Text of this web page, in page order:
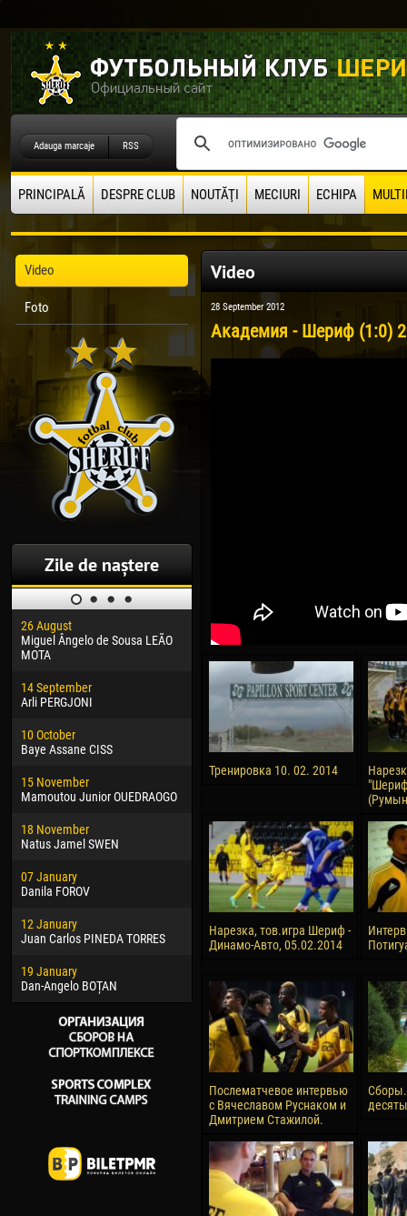
Adauga marcaje RSS
PRINCIPALĂ DESPRE CLUB NOUTĂŢI MECIURI ECHIPA
Video
Foto
Zile de naștere
26 August
Miguel Ângelo de Sousa LEÃO
MOTA
14 September
Arli PERGJONI
10 October
Baye Assane CISS
15 November
Mamoutou Junior OUEDRAOGO
18 November
Natus Jamel SWEN
07 January
Danila FOROV
12 January
Juan Carlos PINEDA TORRES
19 January
Dan-Angelo BOȚAN
30 January
Dhoraso Moreo KLAS
24 February
Vladislav COSTIN
Veaceslav COZMA
09 March
Emmanuel AFETSE
Jayder Moreno ASPRILLA
22 March
Samba KONÉ
26 March
Vitor Hugo Morais de OLIVEIRA
04
13
24
15
28
10
15
Video
28 September 2012
Академия - Шериф (1:0)
Тренировка 10. 02. 2014
Нарезка, тов.игра Шериф -
Динамо-Авто, 05.02.2014
Послематчевое интервью
с Вячеславом Руснаком и
Дмитрием Стажилой.